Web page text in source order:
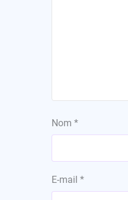
Nom *
E-mail *